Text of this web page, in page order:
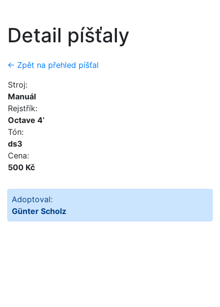
Detail píšťaly
← Zpět na přehled píšťal
Stroj:
Manuál
Rejstřík:
Octave 4’
Tón:
ds3
Cena:
500 Kč
Adoptoval:
Günter Scholz